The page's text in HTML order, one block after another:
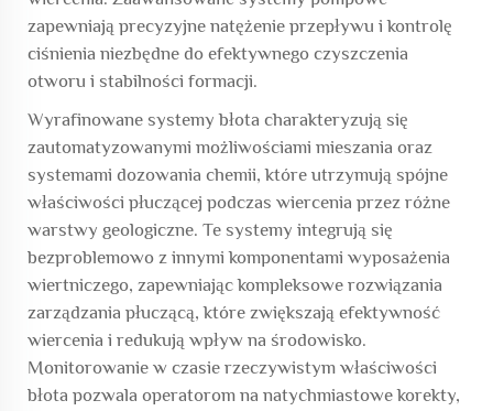
zapewniają precyzyjne natężenie przepływu i kontrolę
ciśnienia niezbędne do efektywnego czyszczenia
otworu i stabilności formacji.
Wyrafinowane systemy błota charakteryzują się
zautomatyzowanymi możliwościami mieszania oraz
systemami dozowania chemii, które utrzymują spójne
właściwości płuczącej podczas wiercenia przez różne
warstwy geologiczne. Te systemy integrują się
bezproblemowo z innymi komponentami wyposażenia
wiertniczego, zapewniając kompleksowe rozwiązania
zarządzania płuczącą, które zwiększają efektywność
wiercenia i redukują wpływ na środowisko.
Monitorowanie w czasie rzeczywistym właściwości
błota pozwala operatorom na natychmiastowe korekty,